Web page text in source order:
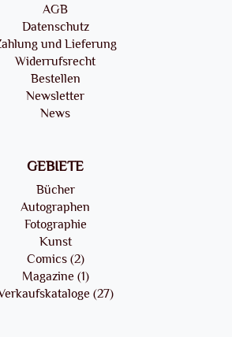
AGB
Datenschutz
und Lieferung
Widerrufsrecht
Bestellen
Newsletter
News
GEBIETE
Bücher
Autographen
Fotographie
Kunst
Comics (2)
Magazine (1)
(27)